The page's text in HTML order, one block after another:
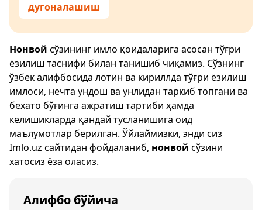
дугоналашиш
Нонвой сўзининг имло қоидаларига асосан тўғри
ёзилиш таснифи билан танишиб чиқамиз. Сўзнинг
ўзбек алифбосида лотин ва кириллда тўғри ёзилиш
имлоси, нечта ундош ва унлидан таркиб топгани ва
бехато бўғинга ажратиш тартиби ҳамда
келишикларда қандай тусланишига оид
маълумотлар берилган. Ўйлаймизки, энди сиз
Imlo.uz сайтидан фойдаланиб, нонвой сўзини
хатосиз ёза оласиз.
Алифбо бўйича